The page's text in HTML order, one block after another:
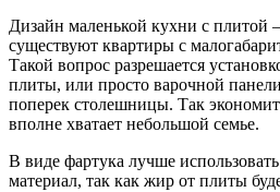
Дизайн маленькой кухни с плитой –
существуют квартиры с
Такой вопрос разрешается
плиты, или просто варочной
поперек столешницы. Так
вполне хватает небольшой семье.
В виде фартука лучше
материал, так как жир от плиты